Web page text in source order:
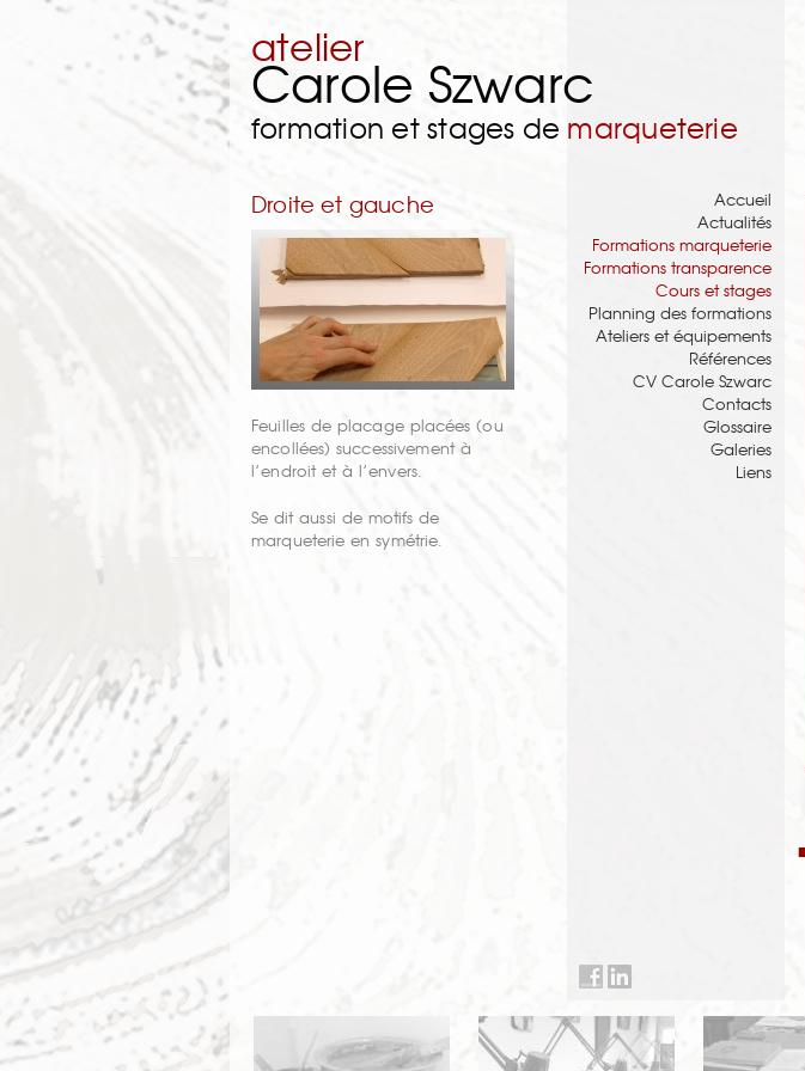
atelier
Carole Szwarc
formation et stages de marqueterie
Droite et gauche
Feuilles de placage placées (ou
encollées) successivement à
l’endroit et à l’envers.
Se dit aussi de motifs de
marqueterie en symétrie.
Accueil
Actualités
Formations marqueterie
Formations transparence
Cours et stages
Planning des formations
Ateliers et équipements
Références
CV Carole Szwarc
Contacts
Glossaire
Galeries
Liens